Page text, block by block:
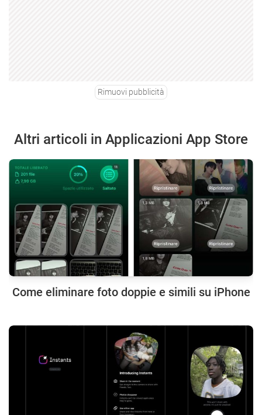
Rimuovi pubblicità
Altri articoli in Applicazioni App Store
Come eliminare foto doppie e simili su iPhone